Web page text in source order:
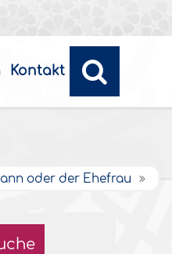
Kontakt
oder der Ehefrau